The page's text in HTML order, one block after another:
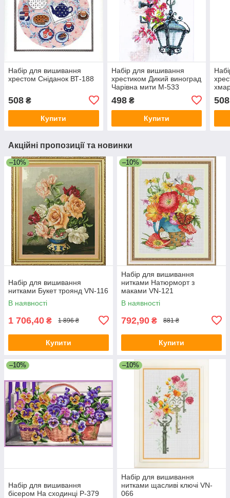
Набір для вишивання
хрестом Сніданок ВТ-188
508 ₴
Купити
Набір для вишивання
хрестиком Дикий виноград
Чарівна мити М-533
498₴
Купити
508
Акційні пропозиції та новинки
–10%
Набір для вишивання
нитками Букет троянд VN-116
В наявності
1 706,40 ₴ 1 896 ₴
Купити
–10%
Набір для вишивання
нитками Натюрморт з
маками VN-121
В наявності
792,90 ₴ 881 ₴
Купити
–10%
Набір для вишивання
бісером На сходинці Р-379
–10%
Набір для вишивання
нитками щасливі ключі VN-
066